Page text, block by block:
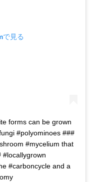
で見る
forms can be grown
#polyominoes ###
#mycelium that
#locallygrown
#carboncycle and a